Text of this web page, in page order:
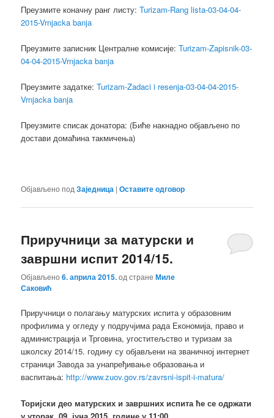
Преузмите коначну ранг листу:Turizam-Rang lista-03-04-04-
2015-Vrnjacka banja
Преузмите записник Централне комисије:Turizam-Zapisnik-03-
04-04-2015-Vrnjacka banja
Преузмите задатке:Turizam-Zadaci i resenja-03-04-04-2015-
Vrnjacka banja
Преузмите списак донатора: (Биће накнадно објављено по
достави домаћина такмичења)
Објављено под Заједница |Оставите одговор
Приручници за матурски и
завршни испит 2014/15.
Објављено6. априла 2015.од странеМиле
Саковић
Приручници о полагању матурских испита у образовним
профилима у огледу у подручјима рада Економија, право и
администрација и Трговина, угоститељство и туризам за
школску 2014/15. годину су објављени на званичној интернет
страници Завода за унапређивање образовања и
васпитања: http://www.zuov.gov.rs/zavrsni-ispit-i-matura/
Торијски део матурских и завршних испита ће се одржати
у уторак, 09. јуна 2015. године у 11:00.